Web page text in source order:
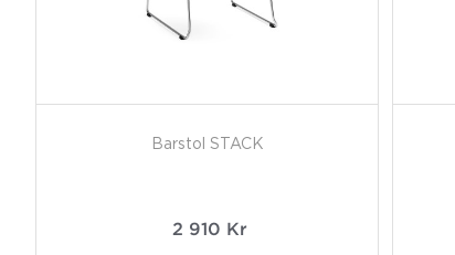
Barstol STACK
2 910 Kr